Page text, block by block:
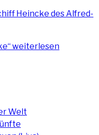
weiterlesen
Welt